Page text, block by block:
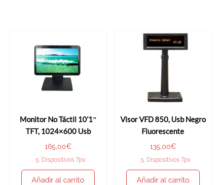
Monitor No Táctil 10’1″
TFT, 1024×600 Usb
165,00€
5. Dispositivos Tpv
Añadir al carrito
Visor VFD 850, Usb Negro
Fluorescente
135,00€
5. Dispositivos Tpv
Añadir al carrito